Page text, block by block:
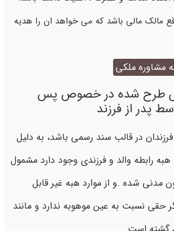
مالک مالی باشد که می خواهد ان را هدیه
مشاوره ملکی
طرح شده در خصوص پس
پدر از فرزند
در قالب سند رسمی باشد، به دلیل
رابطه والد و فرزندی وجود دارد مشمول
ماده 803 قانون مدنی شده .و از موارد هبه غیر قابل
حقی نسبت به عین موهوبه ندارد و مانند